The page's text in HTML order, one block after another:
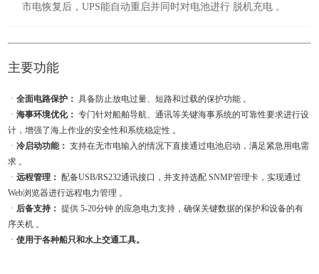
市电恢复后，UPS能自动重启并同时对电池进行 脱机充电 。
主要功能
ㆍ全面电路保护： 具备防止放电过量、短路和过载的保护功能 。
ㆍ海事环境优化： 专门针对船舶导航、通讯等关键海事系统的可靠性要求进行设
计，增强了海上作业的安全性和系统稳定性 。
ㆍ冷启动功能： 支持在无市电输入的情况下直接通过电池启动，满足紧急用电需
求 。
ㆍ远程管理： 配备USB/RS232通讯接口，并支持选配 SNMP管理卡，实现通过
Web浏览器进行远程电力管理 。
ㆍ 后备支持： 提供 5-20分钟 的应急电力支持，确保关键数据的保护和设备的有
序关机 。
ㆍ使用于各种船只和水上交通工具。